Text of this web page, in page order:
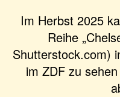
Im Herbst 2025
Reihe
Shutterstock.com)
im ZDF zu